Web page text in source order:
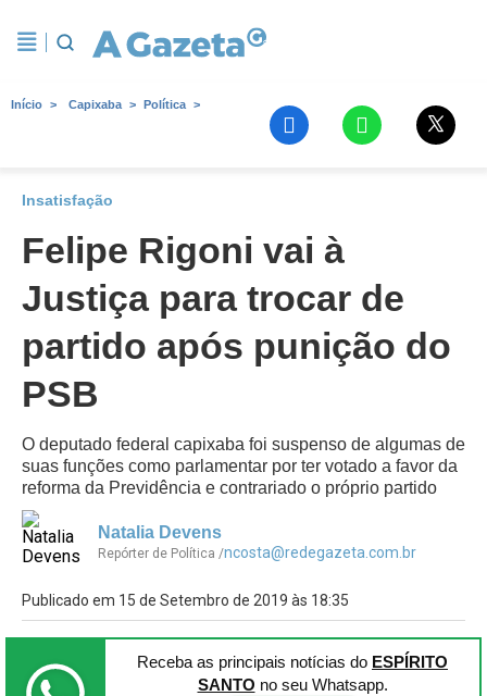
Início Capixaba Política
Insatisfação
Felipe Rigoni vai à
Justiça para trocar de
partido após punição do
PSB
O deputado federal capixaba foi suspenso de algumas de
suas funções como parlamentar por ter votado a favor da
reforma da Previdência e contrariado o próprio partido
Natalia Devens
Repórter de Política /ncosta@redegazeta.com.br
Publicado em 15 de Setembro de 2019 às 18:35
Receba as principais notícias do ESPÍRITO
SANTO no seu Whatsapp.